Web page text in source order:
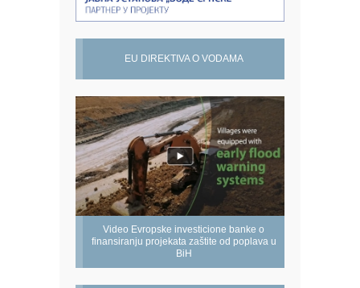
EU DIREKTIVA O VODAMA
Video Evropske investicione banke o
finansiranju projekata zaštite od poplava u
BiH